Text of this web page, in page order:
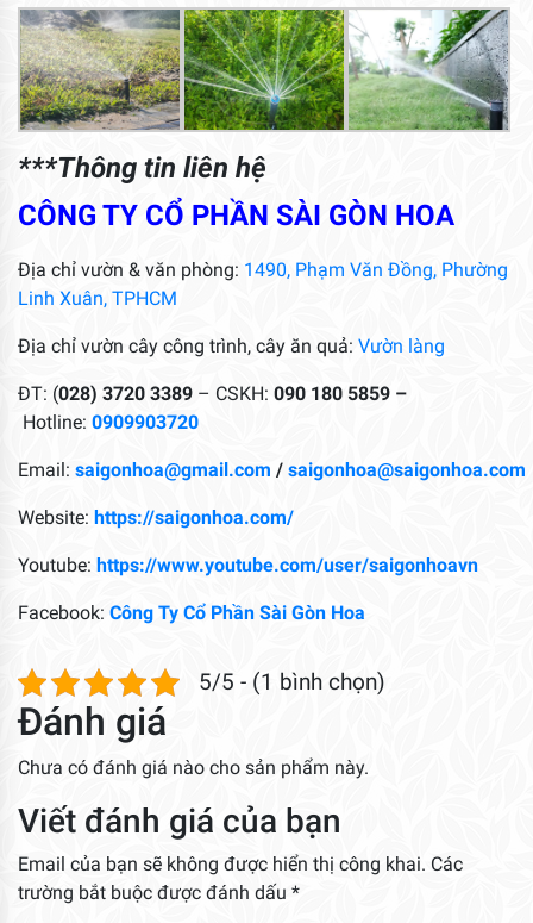
***Thông tin liên hệ
CÔNG TY CỔ PHẦN SÀI GÒN HOA
Địa chỉ vườn & văn phòng: 1490, Phạm Văn Đồng, Phường
Linh Xuân, TPHCM
Địa chỉ vườn cây công trình, cây ăn quả: Vườn làng
ĐT: (028) 3720 3389 – CSKH: 090 180 5859 –
Hotline: 0909903720
Email: saigonhoa@gmail.com / saigonhoa@saigonhoa.com
Website: https://saigonhoa.com/
Youtube: https://www.youtube.com/user/saigonhoavn
Facebook: Công Ty Cổ Phần Sài Gòn Hoa
5/5 - (1 bình chọn)
Đánh giá
Chưa có đánh giá nào cho sản phẩm này.
Viết đánh giá của bạn
Email của bạn sẽ không được hiển thị công khai. Các
trường bắt buộc được đánh dấu *